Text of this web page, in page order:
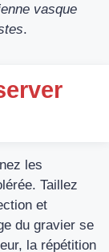
vasque
.
les
Taillez
et
du gravier se
la répétition